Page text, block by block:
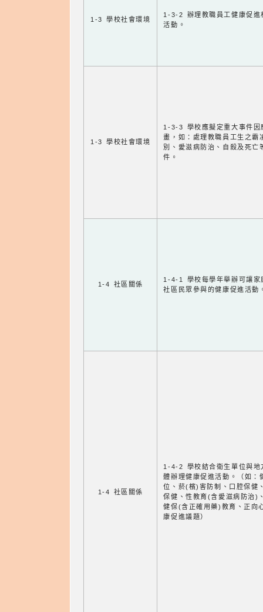
1-3 學校社會環境
1-3-2 辦理教職員工健康促進
活動。
1-3 學校社會環境
1-3-3 學校應擬定重大事件因
畫，如：處理教職員工生之霸
別、愛滋病防治、自殺及死亡
件。
1-4 社區關係
1-4-1 學校每學年舉辦可讓家
社區民眾參與的健康促進活動
1-4 社區關係
1-4-2 學校結合衛生單位與地
體辦理健康促進活動。（如：
位、菸(檳)害防制、口腔保健
保健、性教育(含愛滋病防治)
健保(含正確用藥)教育、正向
康促進議題）